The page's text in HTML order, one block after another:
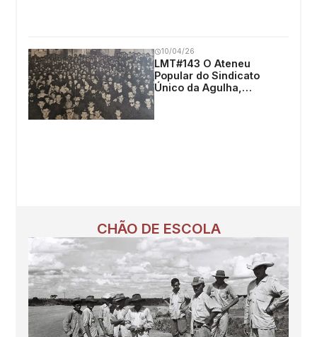
10/04/26
LMT#143 O Ateneu
Popular do Sindicato
Único da Agulha,
CHÃO DE ESCOLA